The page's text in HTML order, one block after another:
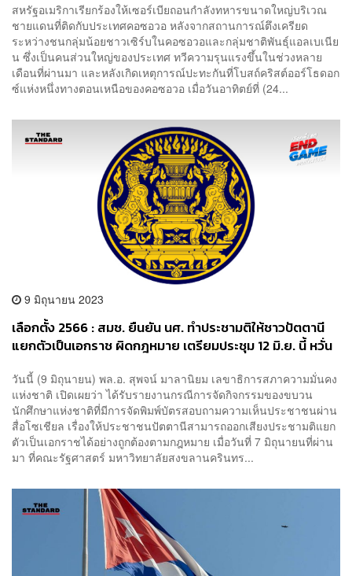
สหรัฐอเมริกาเรียกร้องให้เซอร์เบียถอนกำลังทหารขนาดใหญ่บริเวณ
ชายแดนที่ติดกับประเทศคอซอวอ หลังจากสถานการณ์ตึงเครียด
ระหว่างชนกลุ่มน้อยชาวเซิร์บในคอซอวอและกลุ่มชาติพันธุ์แอลเบเนีย
น ซึ่งเป็นคนส่วนใหญ่ของประเทศ ทวีความรุนแรงขึ้นในช่วงหลาย
เดือนที่ผ่านมา และหลังเกิดเหตุการณ์ปะทะกันที่โบสถ์คริสต์ออร์โธดอก
ซ์แห่งหนึ่งทางตอนเหนือของคอซอวอ เมื่อวันอาทิตย์ที่ (24...
9 มิถุนายน 2023
เลือกตั้ง 2566 : สมช. ยืนยัน นศ. ทำประชามติให้ชาวปัตตานี
แยกตัวเป็นเอกราช ผิดกฎหมาย เตรียมประชุม 12 มิ.ย. นี้ หวั่น
วันนี้ (9 มิถุนายน) พล.อ. สุพจน์ มาลานิยม เลขาธิการสภาความมั่นคง
แห่งชาติ เปิดเผยว่า ได้รับรายงานกรณีการจัดกิจกรรมของขบวน
นักศึกษาแห่งชาติที่มีการจัดพิมพ์บัตรสอบถามความเห็นประชาชนผ่าน
สื่อโซเชียล เรื่องให้ประชาชนปัตตานีสามารถออกเสียงประชามติแยก
ตัวเป็นเอกราชได้อย่างถูกต้องตามกฎหมาย เมื่อวันที่ 7 มิถุนายนที่ผ่าน
มา ที่คณะรัฐศาสตร์ มหาวิทยาลัยสงขลานครินทร...